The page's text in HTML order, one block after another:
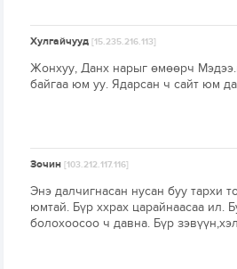
Хулгайчууд[15.235.216.113]
Жонхуу, Данх нарыг өмөөрч
байгаа юм уу. Ядарсан ч сайт юм
Зочин[103.212.117.116]
Энэ далчигнасан нусан буу тархи
юмтай. Бүр ххрах царайнаасаа ил.
болохоосоо ч давна. Бүр